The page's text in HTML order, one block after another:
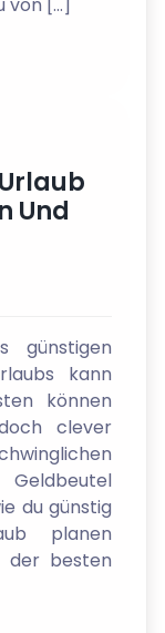
Und
günstigen
kann
können
clever
du günstig
planen
der besten